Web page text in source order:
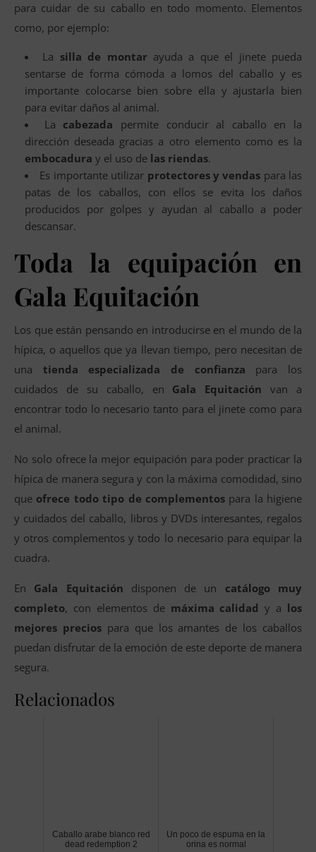
para cuidar de su caballo en todo momento. Elementos
como, por ejemplo:
La silla de montarayuda a que el jinete pueda
sentarse de forma cómoda a lomos del caballo y es
importante colocarse bien sobre ella y ajustarla bien
para evitar daños al animal.
La cabezada permite conducir al caballo en la
dirección deseada gracias a otro elemento como es la
embocadura y el uso de las riendas.
Es importante utilizar protectores y vendas para las
patas de los caballos, con ellos se evita los daños
producidos por golpes y ayudan al caballo a poder
descansar.
Toda la equipación en
Gala Equitación
Los que están pensando en introducirse en el mundo de la
hípica, o aquellos que ya llevan tiempo, pero necesitan de
una tienda especializada de confianza para los
cuidados de su caballo, en Gala Equitación van a
encontrar todo lo necesario tanto para el jinete como para
el animal.
No solo ofrece la mejor equipación para poder practicar la
hípica de manera segura y con la máxima comodidad, sino
que ofrece todo tipo de complementospara la higiene
y cuidados del caballo, libros y DVDs interesantes, regalos
y otros complementos y todo lo necesario para equipar la
cuadra.
En Gala Equitación disponen de un catálogo muy
completo, con elementos de máxima calidad y a los
mejores preciospara que los amantes de los caballos
puedan disfrutar de la emoción de este deporte de manera
segura.
Relacionados
Caballo arabe blanco red
dead redemption 2
Un poco de espuma en la
orina es normal